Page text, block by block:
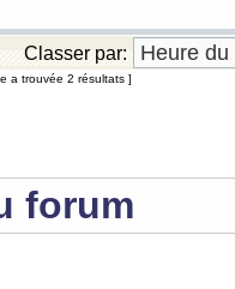
Classer par:
a trouvée 2 résultats ]
forum